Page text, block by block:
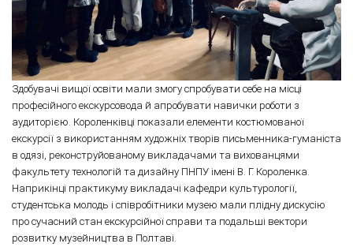
Здобувачі вищої освіти мали змогу спробувати себе на місці
професійного екскурсовода й апробувати навички роботи з
аудиторією. Короленківці показали елементи костюмованої
екскурсії з використанням художніх творів письменника-гуманіста
в одязі, реконструйованому викладачами та вихованцями
факультету технологій та дизайну ПНПУ імені В. Г. Короленка.
Наприкінці практикуму викладачі кафедри культурології,
студентська молодь і співробітники музею мали плідну дискусію
про сучасний стан екскурсійної справи та подальші вектори
розвитку музейництва в Полтаві.